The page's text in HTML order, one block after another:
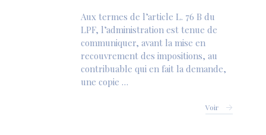
Aux termes de l’article L. 76 B du
LPF, l’administration est tenue de
communiquer, avant la mise en
recouvrement des impositions, au
contribuable qui en fait la demande,
une copie …
Voir